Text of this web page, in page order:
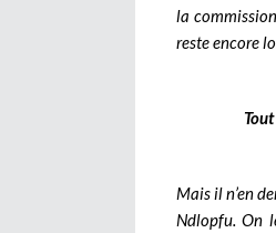
la
reste encore
Mais il n’en
Ndlopfu. On